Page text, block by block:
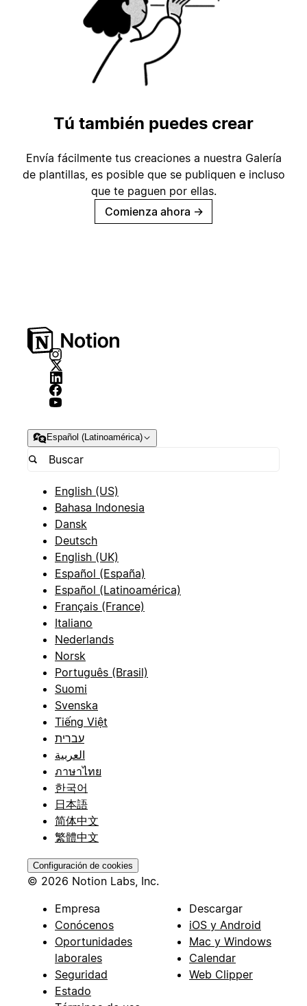
Tú también puedes crear
Envía fácilmente tus creaciones a nuestra Galería
de plantillas, es posible que se publiquen e incluso
que te paguen por ellas.
Comienza ahora →
Español (Latinoamérica)
English (US)
Bahasa Indonesia
Dansk
Deutsch
English (UK)
Español (España)
Español (Latinoamérica)
Français (France)
Italiano
Nederlands
Norsk
Português (Brasil)
Suomi
Svenska
Tiếng Việt
עברית
العربية
ภาษาไทย
한국어
日本語
简体中文
繁體中文
Configuración de cookies
© 2026 Notion Labs, Inc.
Empresa
Conócenos
Oportunidades
laborales
Seguridad
Estado
Descargar
iOS y Android
Mac y Windows
Calendar
Web Clipper